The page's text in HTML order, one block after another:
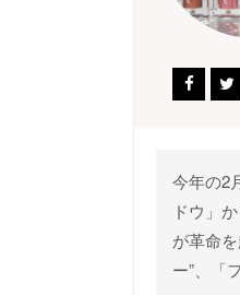
今年の2
ドウ」
が革命
ー”、「